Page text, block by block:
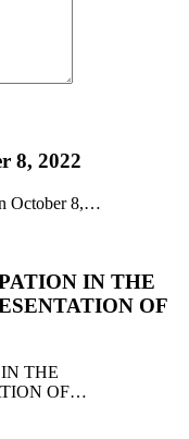
8, 2022
October 8,…
IN THE
OF
THE
OF…